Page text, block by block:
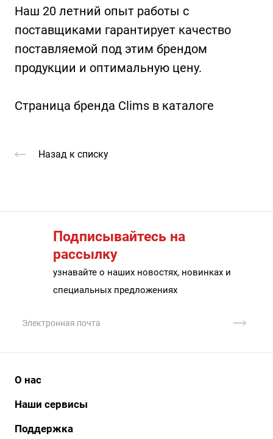
Наш 20 летний опыт работы с
поставщиками гарантирует качество
поставляемой под этим брендом
продукции и оптимальную цену.
Страница бренда Clims в каталоге
Назад к списку
Подписывайтесь на
рассылку
узнавайте о наших новостях, новинках и
специальных предложениях
О нас
История
Наши сервисы
АйДи бизнес
Поддержка